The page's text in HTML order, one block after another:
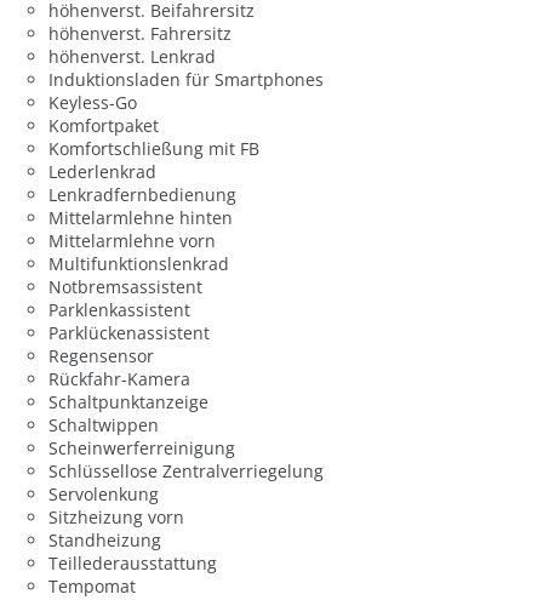
höhenverst. Beifahrersitz
höhenverst. Fahrersitz
höhenverst. Lenkrad
Induktionsladen für Smartphones
Keyless-Go
Komfortpaket
Komfortschließung mit FB
Lederlenkrad
Lenkradfernbedienung
Mittelarmlehne hinten
Mittelarmlehne vorn
Multifunktionslenkrad
Notbremsassistent
Parklenkassistent
Parklückenassistent
Regensensor
Rückfahr-Kamera
Schaltpunktanzeige
Schaltwippen
Scheinwerferreinigung
Schlüssellose Zentralverriegelung
Servolenkung
Sitzheizung vorn
Standheizung
Teillederausstattung
Tempomat